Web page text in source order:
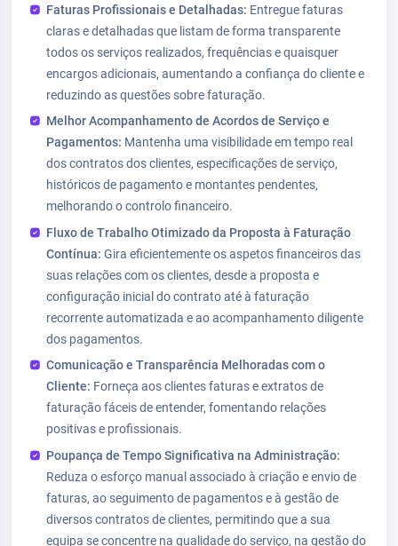
Faturas Profissionais e Detalhadas: Entregue faturas
claras e detalhadas que listam de forma transparente
todos os serviços realizados, frequências e quaisquer
encargos adicionais, aumentando a confiança do cliente e
reduzindo as questões sobre faturação.
Melhor Acompanhamento de Acordos de Serviço e
Pagamentos: Mantenha uma visibilidade em tempo real
dos contratos dos clientes, especificações de serviço,
históricos de pagamento e montantes pendentes,
melhorando o controlo financeiro.
Fluxo de Trabalho Otimizado da Proposta à Faturação
Contínua: Gira eficientemente os aspetos financeiros das
suas relações com os clientes, desde a proposta e
configuração inicial do contrato até à faturação
recorrente automatizada e ao acompanhamento diligente
dos pagamentos.
Comunicação e Transparência Melhoradas com o
Cliente: Forneça aos clientes faturas e extratos de
faturação fáceis de entender, fomentando relações
positivas e profissionais.
Poupança de Tempo Significativa na Administração:
Reduza o esforço manual associado à criação e envio de
faturas, ao seguimento de pagamentos e à gestão de
diversos contratos de clientes, permitindo que a sua
equipa se concentre na qualidade do serviço, na gestão do